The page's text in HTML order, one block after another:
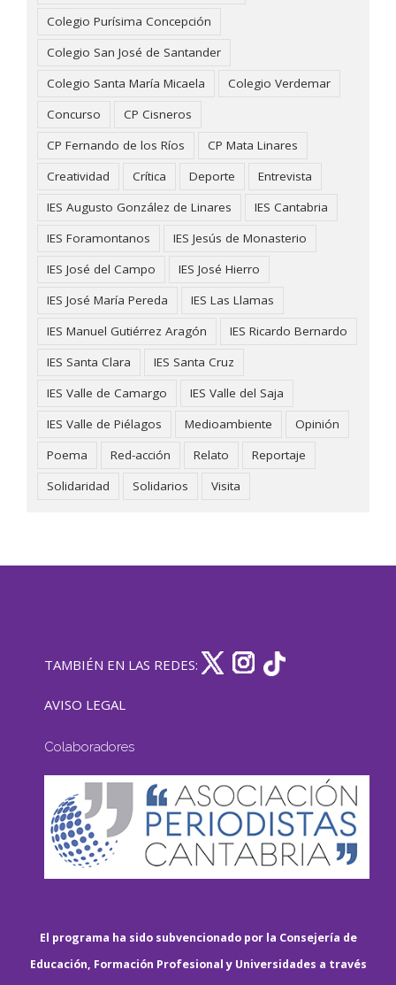
Colegio Purísima Concepción
Colegio San José de Santander
Colegio Santa María Micaela
Colegio Verdemar
Concurso
CP Cisneros
CP Fernando de los Ríos
CP Mata Linares
Creatividad
Crítica Deporte
Entrevista
IES Augusto González de Linares
IES Cantabria
IES Foramontanos
IES Jesús de Monasterio
IES José del Campo
IES José Hierro
IES José María Pereda
IES Las Llamas
IES Manuel Gutiérrez Aragón
IES Ricardo Bernardo
IES Santa Clara
IES Santa Cruz
IES Valle de Camargo
IES Valle del Saja
IES Valle de Piélagos
Medioambiente
Opinión
Poema
Red-acción Relato
Reportaje
Solidaridad
Solidarios Visita
TAMBIÉN EN LAS REDES:
AVISO LEGAL
Colaboradores
El programa ha sido subvencionado por la Consejería de
Educación, Formación Profesional y Universidades a través